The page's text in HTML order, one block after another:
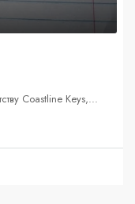
Coastline Keys,...